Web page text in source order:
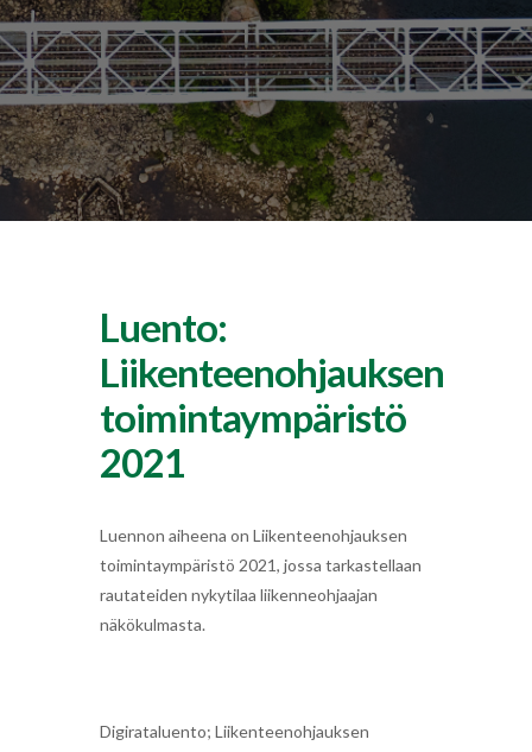
Luento:
Liikenteenohjauksen
toimintaympäristö
2021
Luennon aiheena on Liikenteenohjauksen
toimintaympäristö 2021, jossa tarkastellaan
rautateiden nykytilaa liikenneohjaajan
näkökulmasta.
Digirataluento; Liikenteenohjauksen